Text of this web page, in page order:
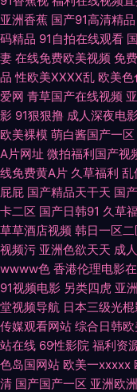
99操 俺去啦最新网址 欧美
ts伪娘性爱网 豆花视频在
在线视频污 91色色导航导
午夜福利尤物 自拍视频啪
操逼无码 久艹在线资源 欧
州午夜影院 91大神影音
久午夜国产精 免费的黄色
洲黑丝高跟福利 91叉叉 97
蜜桃午夜精品 青青草原香
另类专区欧美 中文字幕黄
亚洲香蕉 国产91高清精品
码精品 91自拍在线观看
妻 在线免费欧美视频 免
品 性欧美ⅩⅩⅩⅩ乱 欧美
爱网 青草国产在线视频
影 91狠狠撸 成人深夜电
欧美裸模 萌白酱国产一区
A片网址 微拍福利国产视
线免费黄A片 久草福利 乱
屁屁 国产精品天干天 国
卡二区 国产日韩91 久草
草草酒店视频 韩日一区二
视频污 亚洲色欲天天 成
wwww色 香港伦理电影
91视频电影 另类四虎 亚
堂视频导航 日本三级光
传媒观看网站 综合日韩欧
站在线 69性影院 福利资
色岛国网站 欧美一xxxxx
清 国产国产一区 亚洲欧